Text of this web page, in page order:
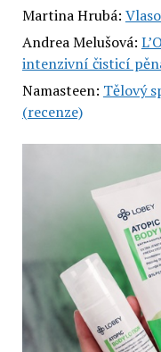
Martina Hrubá:
Andrea Melušová:
intenzivní čisticí
Namasteen: Tělový
(recenze)